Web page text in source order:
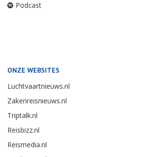
Podcast
ONZE WEBSITES
Luchtvaartnieuws.nl
Zakenreisnieuws.nl
Triptalk.nl
Reisbizz.nl
Reismedia.nl